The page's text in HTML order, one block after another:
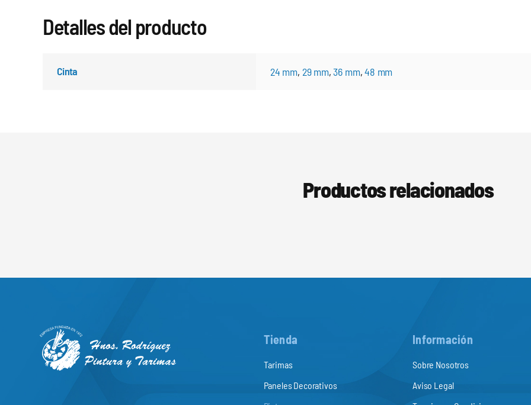
Detalles del producto
Cinta 24 mm, 29 mm,36 mm,48 mm
Productos relacionados
Tienda
Tarimas
Paneles Decorativos
Información
Sobre Nosotros
Aviso Legal